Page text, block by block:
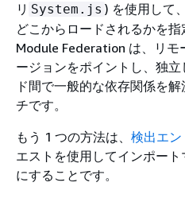
リ System.js ) を使用して
どこからロードされるかを
Module Federation は、リモ
ージョンをポイントし、独
ド間で一般的な依存関係を
チです。
もう 1 つの方法は、 検出エン
エストを使用してインポー
にすることです。